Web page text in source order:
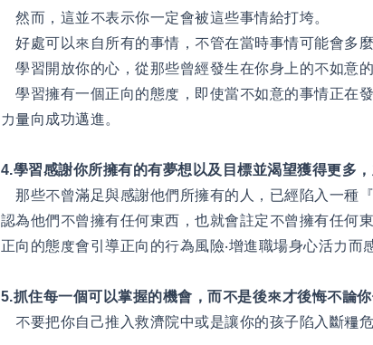
然而，這並不表示你一定會被這些事情給打垮。
好處可以來自所有的事情，不管在當時事情可能會多麼
學習開放你的心，從那些曾經發生在你身上的不如意的
學習擁有一個正向的態度，即使當不如意的事情正在
力量向成功邁進。
4.學習感謝你所擁有的有夢想以及目標並渴望獲得更多
那些不曾滿足與感謝他們所擁有的人，已經陷入一種
認為他們不曾擁有任何東西，也就會註定不曾擁有任何東
正向的態度會引導正向的行為風險‧增進職場身心活力而
5.抓住每一個可以掌握的機會，而不是後來才後悔不論
不要把你自己推入救濟院中或是讓你的孩子陷入斷糧